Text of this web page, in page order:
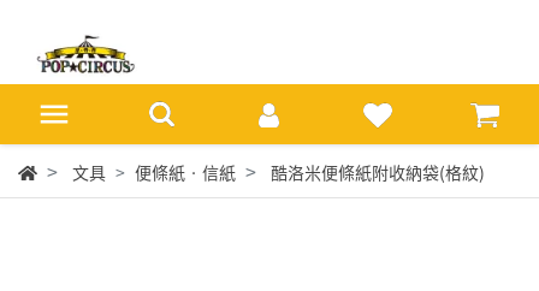
文具 便條紙‧信紙 酷洛米便條紙附收納袋(格紋)